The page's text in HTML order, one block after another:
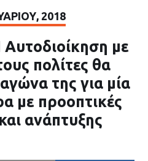
2018
με
πολίτες θα
της για μία
με προοπτικές
ανάπτυξης